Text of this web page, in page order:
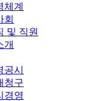
체계
회
및 직원
개
공시
청구
경영